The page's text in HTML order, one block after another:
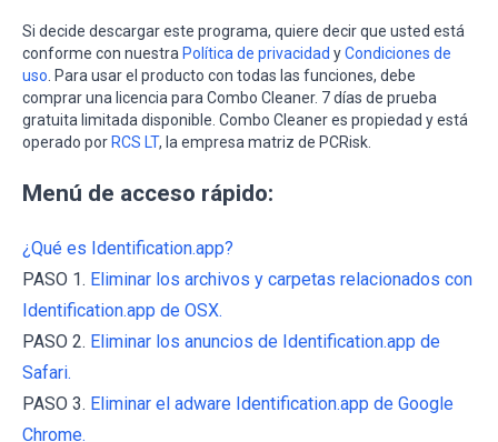
Si decide descargar este programa, quiere decir que usted está
conforme con nuestra Política de privacidad yCondiciones de
uso . Para usar el producto con todas las funciones, debe
comprar una licencia para Combo Cleaner. 7 días de prueba
gratuita limitada disponible. Combo Cleaner es propiedad y está
operado por RCS LT, la empresa matriz de PCRisk.
Menú de acceso rápido:
¿Qué es Identification.app?
PASO 1. Eliminar los archivos y carpetas relacionados con
Identification.app de OSX.
PASO 2. Eliminar los anuncios de Identification.app de
Safari.
PASO 3. Eliminar el adware Identification.app de Google
Chrome.